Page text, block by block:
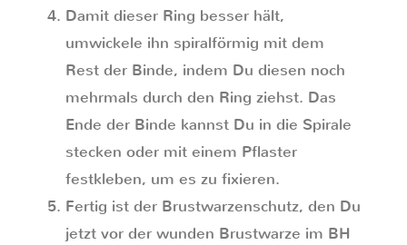
Damit dieser Ring besser hält,
umwickele ihn spiralförmig mit dem
Rest der Binde, indem Du diesen noch
mehrmals durch den Ring ziehst. Das
Ende der Binde kannst Du in die Spirale
stecken oder mit einem Pflaster
festkleben, um es zu fixieren.
Fertig ist der Brustwarzenschutz, den Du
jetzt vor der wunden Brustwarze im BH